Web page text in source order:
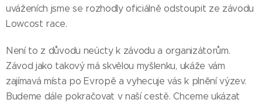
uváženích jsme se rozhodly oficiálně odstoupit ze závodu
Lowcost race.
Není to z důvodu neúcty k závodu a organizátorům.
Závod jako takový má skvělou myšlenku, ukáže vám
zajímavá místa po Evropě a vyhecuje vás k plnění výzev.
Budeme dále pokračovat v naší cestě. Chceme ukázat